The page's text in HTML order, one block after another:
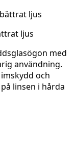
ljus
med
användning.
och
linsen i hårda